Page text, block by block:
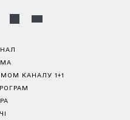
КАНАЛУ 1+1